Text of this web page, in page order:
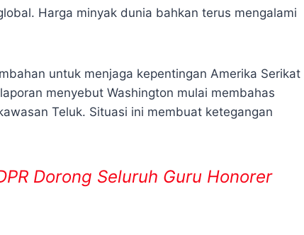
Harga minyak dunia bahkan terus mengalami
untuk menjaga kepentingan Amerika Serikat
menyebut Washington mulai membahas
Teluk. Situasi ini membuat ketegangan
Dorong Seluruh Guru Honorer